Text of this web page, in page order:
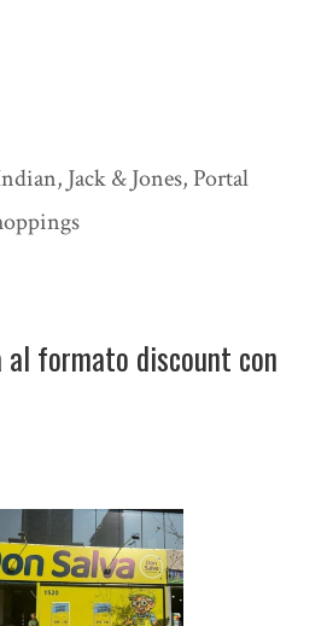
, Jack & Jones, Portal
al formato discount con